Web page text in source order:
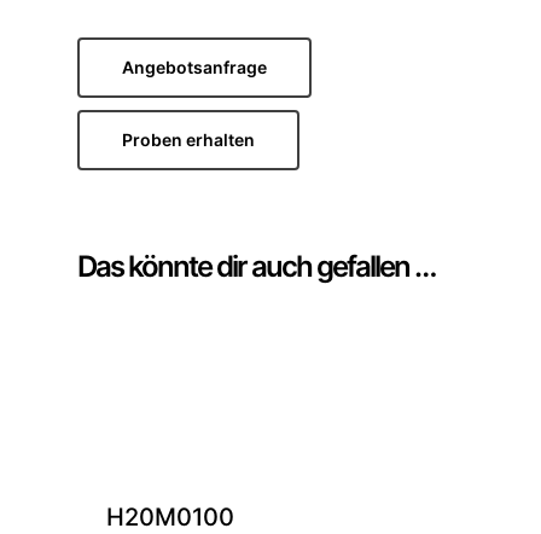
Angebotsanfrage
Proben erhalten
Das könnte dir auch gefallen …
H20M0100